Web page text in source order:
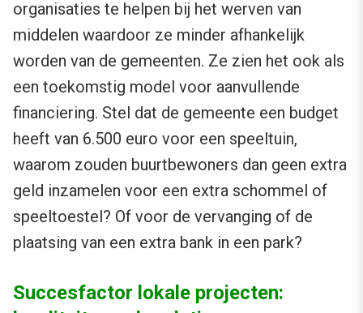
organisaties te helpen bij het werven van
middelen waardoor ze minder afhankelijk
worden van de gemeenten. Ze zien het ook als
een toekomstig model voor aanvullende
financiering. Stel dat de gemeente een budget
heeft van 6.500 euro voor een speeltuin,
waarom zouden buurtbewoners dan geen extra
geld inzamelen voor een extra schommel of
speeltoestel? Of voor de vervanging of de
plaatsing van een extra bank in een park?
Succesfactor lokale projecten: